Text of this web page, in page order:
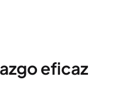
eficaz